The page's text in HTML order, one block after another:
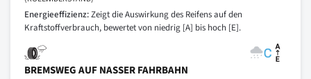
Energieeffizienz:Zeigt die Auswirkung des Reifens auf den
Kraftstoffverbrauch, bewertet von niedrig [A] bis hoch [E].
BREMSWEG AUF NASSER FAHRBAHN